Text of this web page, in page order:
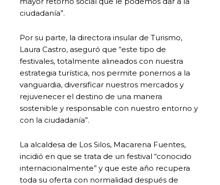
ciudadanía”.
Por su parte, la directora insular de Turismo,
Laura Castro, aseguró que “este tipo de
festivales, totalmente alineados con nuestra
estrategia turística, nos permite ponernos a la
vanguardia, diversificar nuestros mercados y
rejuvenecer el destino de una manera
sostenible y responsable con nuestro entorno y
con la ciudadanía”.
La alcaldesa de Los Silos, Macarena Fuentes,
incidió en que se trata de un festival “conocido
internacionalmente” y que este año recupera
toda su oferta con normalidad después de